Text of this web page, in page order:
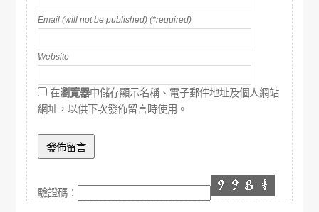
Email (will not be published) (*required)
Website
在瀏覽器中儲存顯示名稱、電子郵件地址及個人網站
網址，以供下次發佈留言時使用。
驗證碼：